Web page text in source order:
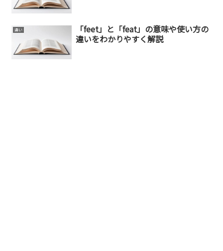
違い
「feet」と「feat」の意味や使い方の
違いをわかりやすく解説